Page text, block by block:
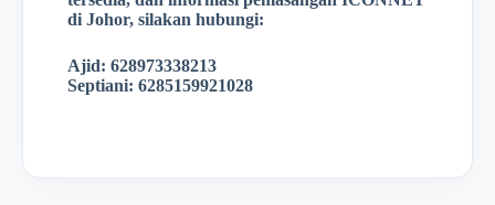
di Johor, silakan hubungi:
Ajid: 628973338213
Septiani: 6285159921028